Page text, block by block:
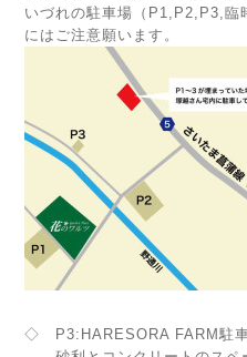
いづれの駐車場（P1,P2,P3,臨
にはご注意願います。
◇ P3:HARESORA FARM駐